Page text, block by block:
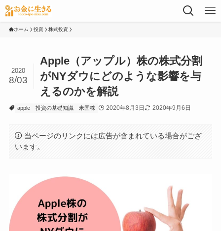
ホーム 投資 株式投資
Apple（アップル）株の株式分割
がNYダウにどのような影響を与
えるのかを解説
2020
8/03
apple 投資の基礎知識 米国株 2020年8月3日 2020年9月6日
当ページのリンクには広告が含まれている場合がござ
います。